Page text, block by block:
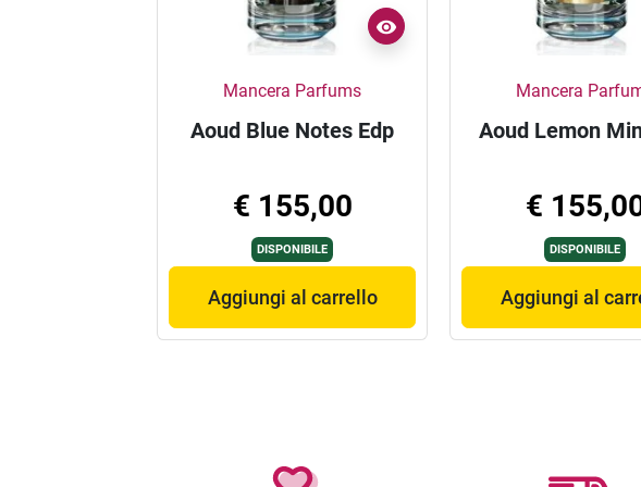
Mancera Parfums
Aoud Blue Notes Edp
€ 155,00
DISPONIBILE
Aggiungi al carrello
Mancera
Aoud Lemon
€
DISPONIBILE
Aggiungi al